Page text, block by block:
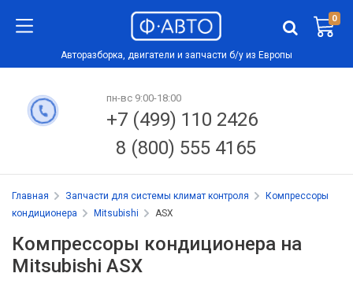
0
Авторазборка, двигатели и запчасти б/у из Европы
пн-вс 9:00-18:00
+7 (499) 110 2426
8 (800) 555 4165
Главная Запчасти для системы климат контроля
Компрессоры
кондиционера
Mitsubishi ASX
Компрессоры кондиционера на
Mitsubishi ASX